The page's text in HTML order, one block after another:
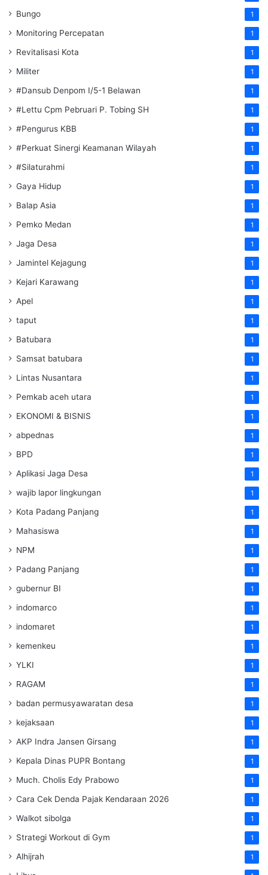
Bungo 1
Monitoring Percepatan 1
Revitalisasi Kota 1
Militer 1
#Dansub Denpom I/5-1 Belawan 1
#Lettu Cpm Pebruari P. Tobing SH 1
#Pengurus KBB 1
#Perkuat Sinergi Keamanan Wilayah 1
#Silaturahmi 1
Gaya Hidup 1
Balap Asia 1
Pemko Medan 1
Jaga Desa 1
Jamintel Kejagung 1
Kejari Karawang 1
Apel 1
taput 1
Batubara 1
Samsat batubara 1
Lintas Nusantara 1
Pemkab aceh utara 1
EKONOMI & BISNIS 1
abpednas 1
BPD 1
Aplikasi Jaga Desa 1
wajib lapor lingkungan 1
Kota Padang Panjang 1
Mahasiswa 1
NPM 1
Padang Panjang 1
gubernur BI 1
indomarco 1
indomaret 1
kemenkeu 1
YLKI 1
RAGAM 1
badan permusyawaratan desa 1
kejaksaan 1
AKP Indra Jansen Girsang 1
Kepala Dinas PUPR Bontang 1
Much. Cholis Edy Prabowo 1
Cara Cek Denda Pajak Kendaraan 2026 1
Walkot sibolga 1
Strategi Workout di Gym 1
Alhijrah 1